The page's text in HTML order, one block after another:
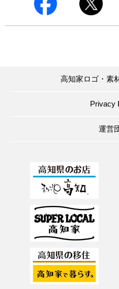
高知家ロゴ・素
Privacy
運営